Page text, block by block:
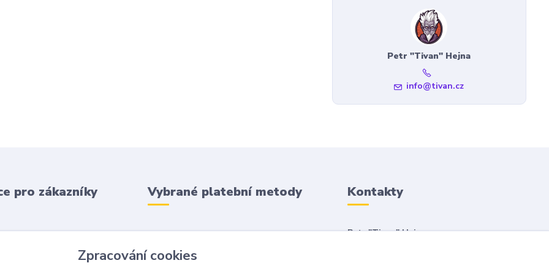
Petr "Tivan" Hejna
info@tivan.cz
pro zákazníky Vybrané platební metody Kontakty
Petr "Tivan" Hejna
Zpracování cookies